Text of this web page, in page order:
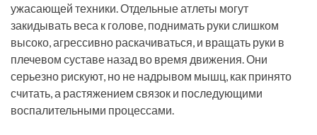
ужасающей техники. Отдельные атлеты могут
закидывать веса к голове, поднимать руки слишком
высоко, агрессивно раскачиваться, и вращать руки в
плечевом суставе назад во время движения. Они
серьезно рискуют, но не надрывом мышц, как принято
считать, а растяжением связок и последующими
воспалительными процессами.